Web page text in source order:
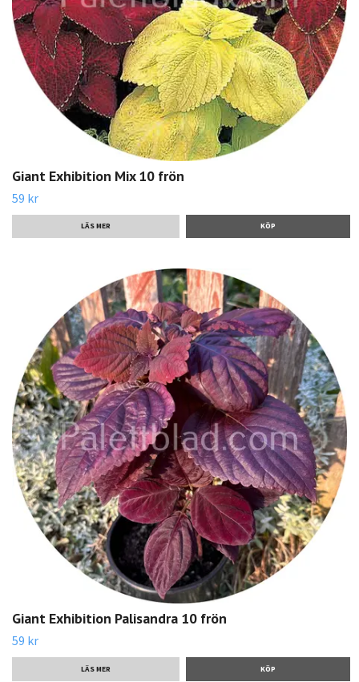
Giant Exhibition Mix 10 frön
59 kr
LÄS MER
Giant Exhibition Palisandra 10 frön
59 kr
LÄS MER